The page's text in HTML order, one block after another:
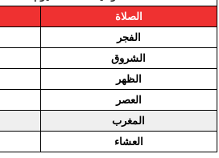
الصلاة
الفجر
الشروق
الظهر
العصر
المغرب
العشاء